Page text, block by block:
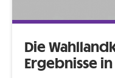
Die
Ergebnisse